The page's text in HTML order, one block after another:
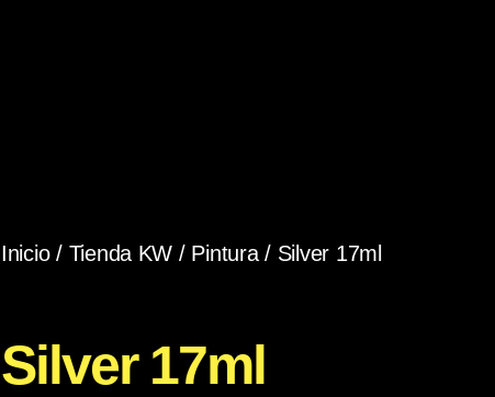
Inicio/ Tienda KW / Pintura/ Silver 17ml
Silver 17ml